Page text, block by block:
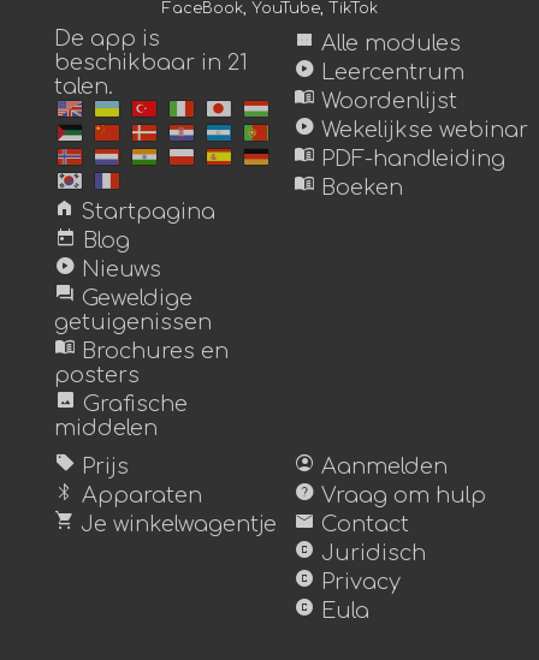
FaceBook, YouTube, TikTok
De app is
beschikbaar in 21
talen.
home Startpagina
today Blog
play_circle Nieuws
forum Geweldige
getuigenissen
menu_book Brochures en
posters
image Grafische
middelen
view_module Alle modules
play_circle Leercentrum
menu_book Woordenlijst
play_circle Wekelijkse webinar
menu_book PDF-handleiding
menu_book Boeken
sell Prijs
bluetooth Apparaten
shopping_cart Je winkelwagentje
account_circle Aanmelden
help Vraag om hulp
mail Contact
copyright Juridisch
copyright Privacy
copyright Eula